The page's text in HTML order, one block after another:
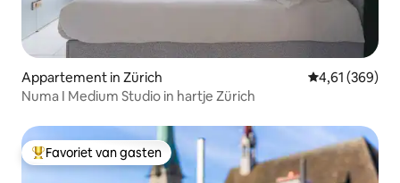
Appartement in Zürich Gemiddelde
4,61 (369)
Numa I Medium Studio in hartje Zürich
Topfavoriet van gasten
Favoriet van gasten